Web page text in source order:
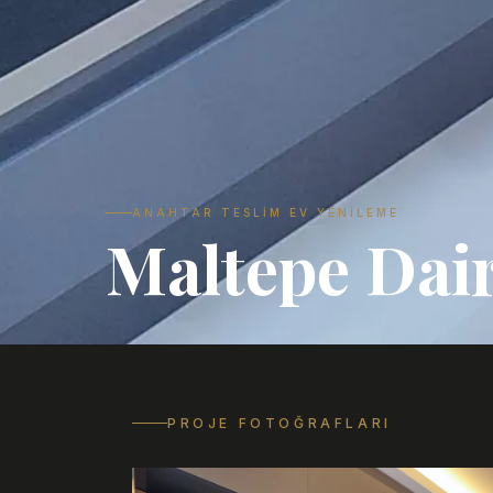
ANAHTAR TESLIM EV YENILEME
Maltepe
PROJE FOTOĞRAFLARI